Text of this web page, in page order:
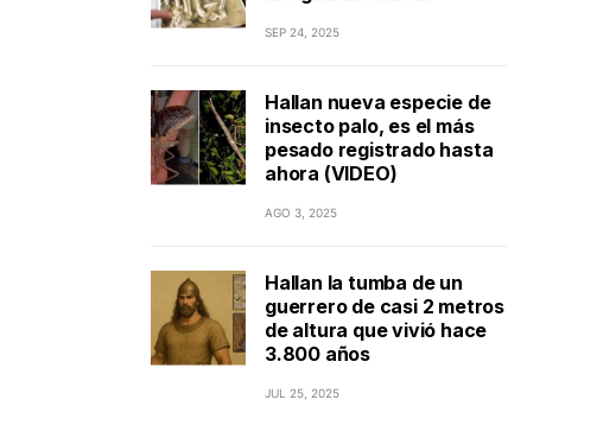
SEP 24, 2025
Hallan nueva especie de
insecto palo, es el más
pesado registrado hasta
ahora (VIDEO)
AGO 3, 2025
Hallan la tumba de un
guerrero de casi 2 metros
de altura que vivió hace
3.800 años
JUL 25, 2025